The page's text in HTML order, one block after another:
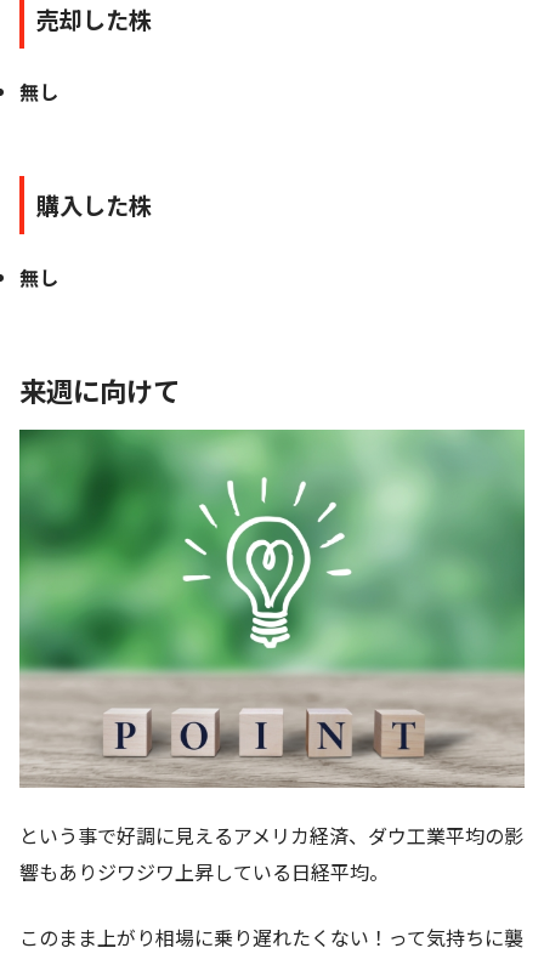
売却した株
無し
購入した株
無し
来週に向けて
という事で好調に見えるアメリカ経済、ダウ工業平均の影
響もありジワジワ上昇している日経平均。
このまま上がり相場に乗り遅れたくない！って気持ちに襲